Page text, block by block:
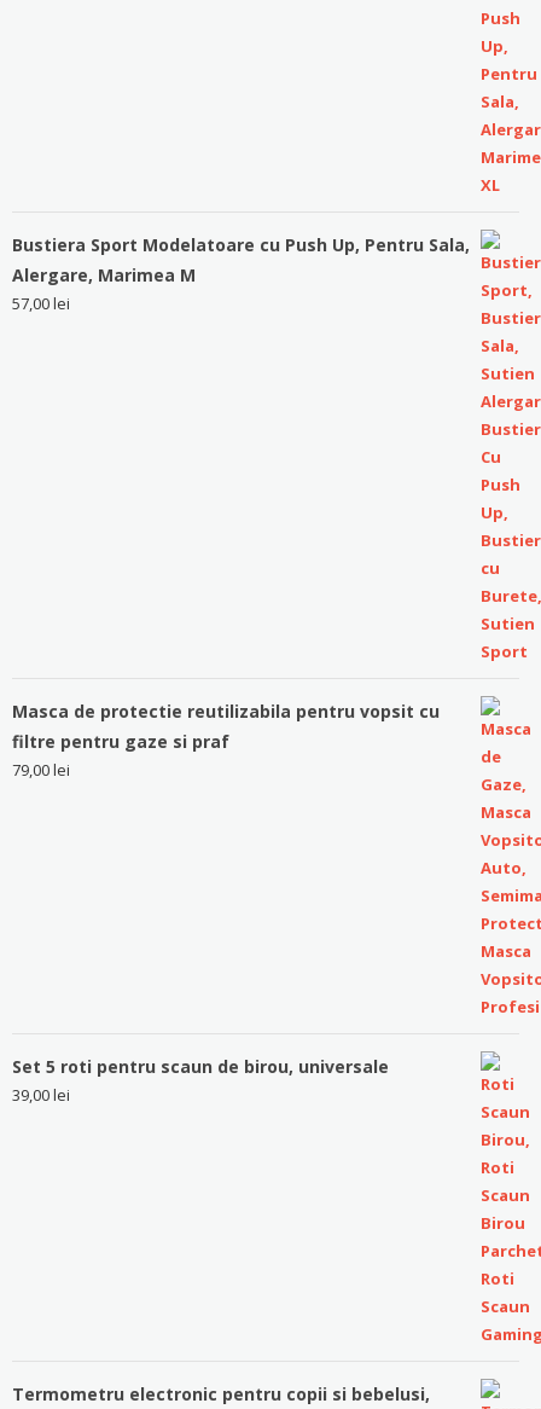
Bustiera Sport Modelatoare cu Push Up, Pentru Sala,
Alergare, Marimea M
57,00lei
Masca de protectie reutilizabila pentru vopsit cu
filtre pentru gaze si praf
79,00lei
Set 5 roti pentru scaun de birou, universale
39,00lei
Termometru electronic pentru copii si bebelusi,